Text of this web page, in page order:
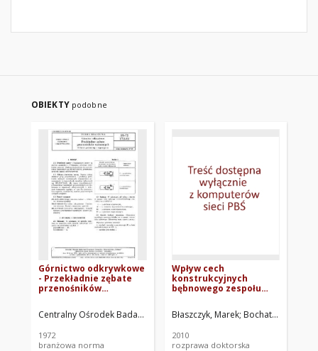
OBIEKTY podobne
Górnictwo odkrywkowe
- Przekładnie zębate
przenośników
parametry i wymagania
BN-72/1726-06
Centralny Ośrodek Badawczo-Projektowy Górnictwa
1972
branżowa norma
Wpływ cech
konstrukcyjnych
bębnowego zespołu
charaterystyki
użytkowe cięcia
Błaszczyk, Marek Bochat, Andrzej.
2010
rozprawa doktorska